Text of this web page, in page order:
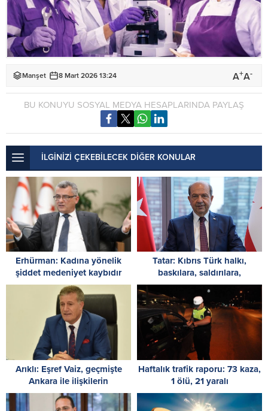
Manşet 8 Mart 2026 13:24 A+A-
BU KONUYU SOSYAL MEDYA HESAPLARINDA PAYLAŞ
İLGİNİZİ ÇEKEBİLECEK DİĞER KONULAR
Erhürman: Kadına yönelik
şiddet medeniyet kaybıdır
Tatar: Kıbrıs Türk halkı,
baskılara, saldırılara,
ambargolara ve haksızlıklara
rağmen vatanına ve devletine
sahip çıktı
Arıklı: Eşref Vaiz, geçmişte
Ankara ile ilişkilerin
düzeltilmesinde oynadığı rolü
anlatmalı
Haftalık trafik raporu: 73 kaza,
1 ölü, 21 yaralı